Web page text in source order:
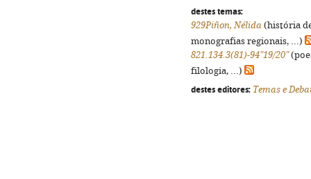
destes temas:
929Piñon, Nélida (história
monografias regionais, ...)
821.134.3(81)-94"19/20"
filologia, ...)
destes editores: Temas e